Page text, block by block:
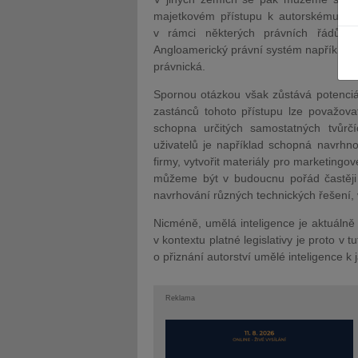
majetkovém přístupu k autorskému
v rámci některých právních řádů
Angloamerický právní systém například
právnická.
Spornou otázkou však zůstává
zastánců tohoto přístupu lze
schopna určitých samostatných
uživatelů je například schopná
firmy, vytvořit materiály pro
můžeme být v budoucnu pořád
navrhování různých technických řešení,
Nicméně, umělá inteligence je
v kontextu platné legislativy je proto v
o přiznání autorství umělé inteligence k
Reklama
JUDr. Tomáš Nielsen
JUDr.
Kurzy